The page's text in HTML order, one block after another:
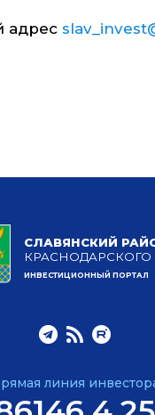
адрес
СЛАВЯНСКИЙ
КРАСНОДАРСКОГО
ИНВЕСТИЦИОННЫЙ ПОРТАЛ
линия